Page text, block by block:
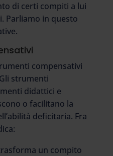
di certi compiti a lui
Parliamo in questo
compensativi
strumenti
didattici e
o facilitano la
deficitaria. Fra
un compito